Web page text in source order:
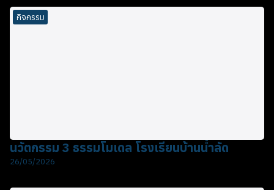
กิจกรรม
นวัตกรรม 3 ธรรมโมเดล โรงเรียนบ้านน้ำลัด
26/05/2026